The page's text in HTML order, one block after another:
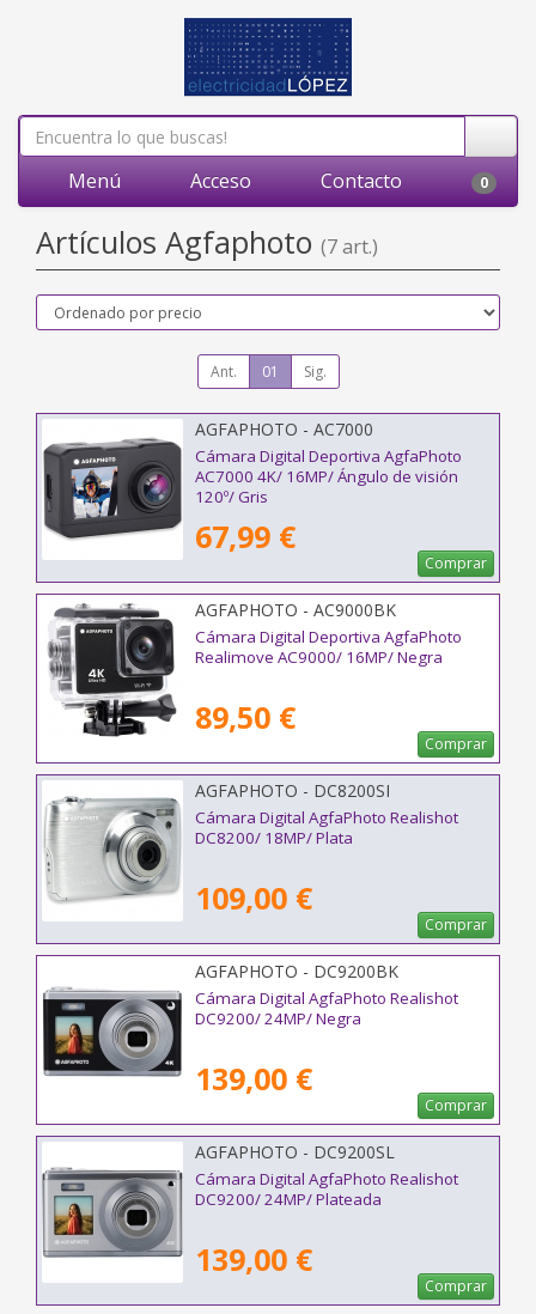
Menú Acceso Contacto 0
Artículos Agfaphoto (7 art.)
Ant. 01 Sig.
AGFAPHOTO - AC7000
Cámara Digital Deportiva AgfaPhoto
AC7000 4K/ 16MP/ Ángulo de visión
120º/ Gris
67,99 €
Comprar
AGFAPHOTO - AC9000BK
Cámara Digital Deportiva AgfaPhoto
Realimove AC9000/ 16MP/ Negra
89,50 €
Comprar
AGFAPHOTO - DC8200SI
Cámara Digital AgfaPhoto Realishot
DC8200/ 18MP/ Plata
109,00 €
Comprar
AGFAPHOTO - DC9200BK
Cámara Digital AgfaPhoto Realishot
DC9200/ 24MP/ Negra
139,00 €
Comprar
AGFAPHOTO - DC9200SL
Cámara Digital AgfaPhoto Realishot
DC9200/ 24MP/ Plateada
139,00 €
Comprar